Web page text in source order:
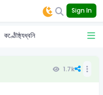
Sign In
কণ্ঠৌষ্ঠ্যধ্বনি
1.7k